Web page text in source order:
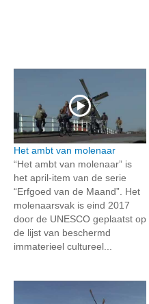
Het ambt van molenaar
“Het ambt van molenaar” is
het april-item van de serie
“Erfgoed van de Maand”. Het
molenaarsvak is eind 2017
door de UNESCO geplaatst op
de lijst van beschermd
immaterieel cultureel...